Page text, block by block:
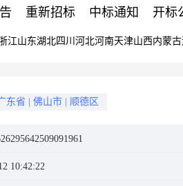
重新招标 中标通知 开标
江山东湖北四川 河北河南天津山西内蒙古
东省 佛山市 顺德区
10:42:22